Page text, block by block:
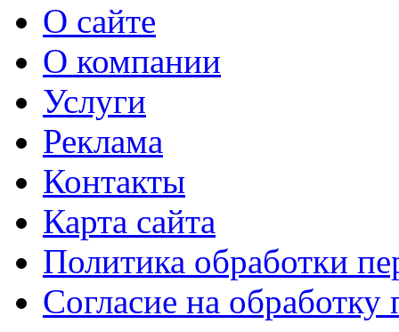
О сайте
О компании
Услуги
Реклама
Контакты
Карта сайта
Политика обработки
Согласие на